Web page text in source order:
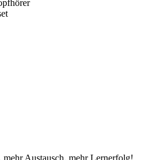
Austausch, mehr Lernerfolg!